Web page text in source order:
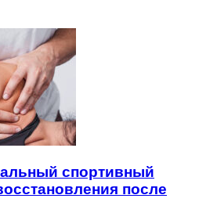
спортивный
после